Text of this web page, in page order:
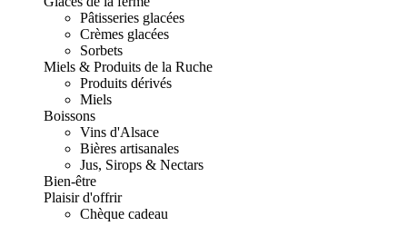
Pâtisseries glacées
Crèmes glacées
Sorbets
Miels & Produits de la Ruche
Produits dérivés
Miels
Boissons
Vins d'Alsace
Bières artisanales
Jus, Sirops & Nectars
Bien-être
Plaisir d'offrir
Chèque cadeau